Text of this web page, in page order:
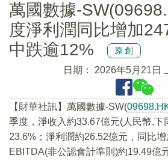
萬國數據-
度淨利潤同比增加
中跌逾12%
原創
日期： 2026年5月21日
【財華社訊】萬國數據-SW(
季度，淨收入約33.67億元(人民幣,下
23.6%；淨利潤約26.52億元，同比
EBITDA(非公認會計準則)約19.49億